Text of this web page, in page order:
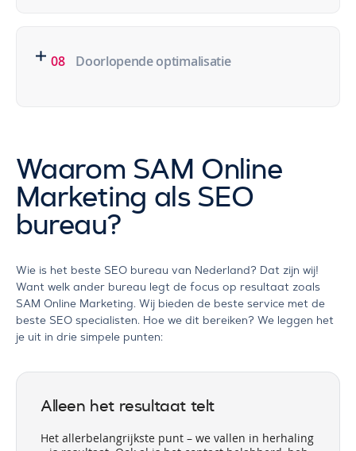
08 Doorlopende optimalisatie
Waarom SAM Online
Marketing als SEO
bureau?
Wie is het beste SEO bureau van Nederland? Dat zijn wij!
Want welk ander bureau legt de focus op resultaat zoals
SAM Online Marketing. Wij bieden de beste service met de
beste SEO specialisten. Hoe we dit bereiken? We leggen het
je uit in drie simpele punten:
Alleen het resultaat telt
Het allerbelangrijkste punt – we vallen in herhaling